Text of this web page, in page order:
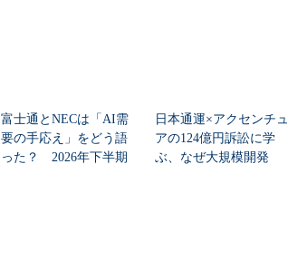
富士通とNECは「AI需
要の手応え」をどう語
った？ 2026年下半期
日本通運×アクセンチュ
アの124億円訴訟に学
ぶ、なぜ大規模開発